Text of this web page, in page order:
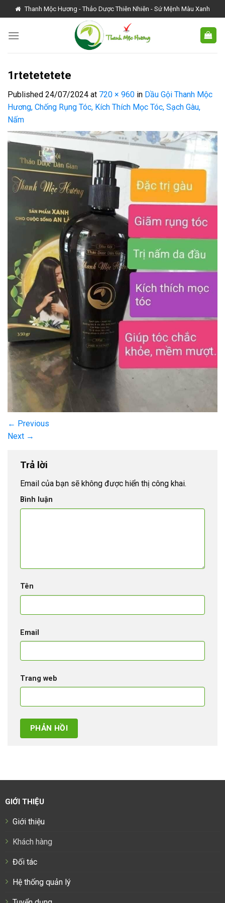
Skip
to
content
Thanh Mộc Hương - Thảo Dược Thiên Nhiên - Sứ Mệnh Màu Xanh
1rtetetetete
Published 24/07/2024 at 720 × 960 in Dầu Gội Thanh Mộc
Hương, Chống Rụng Tóc, Kích Thích Mọc Tóc, Sạch Gàu,
Nấm
← Previous
Next →
Trả lời
Email của bạn sẽ không được hiển thị công khai.
Bình luận
Tên
Email
Trang web
GIỚI THIỆU
Giới thiệu
Khách hàng
Đối tác
Hệ thống quản lý